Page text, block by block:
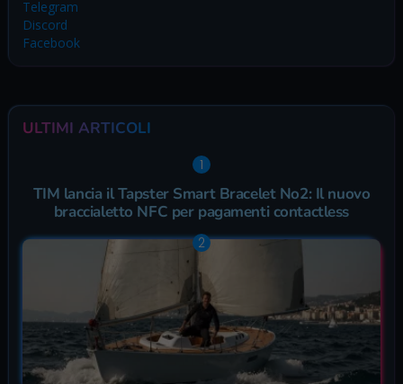
Telegram
Discord
Facebook
ULTIMI ARTICOLI
TIM lancia il Tapster Smart Bracelet No2: Il nuovo
braccialetto NFC per pagamenti contactless